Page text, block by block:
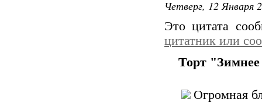
Четверг, 12 Января
Это цитата
цитатник или
Торт "Зимнее
Огромная